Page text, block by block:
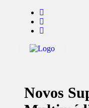
Notícias
Novos